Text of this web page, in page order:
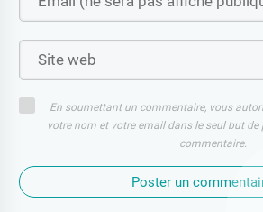
En soumettant un commentaire, vous
votre nom et votre email dans le seul but
commentaire.
Poster un